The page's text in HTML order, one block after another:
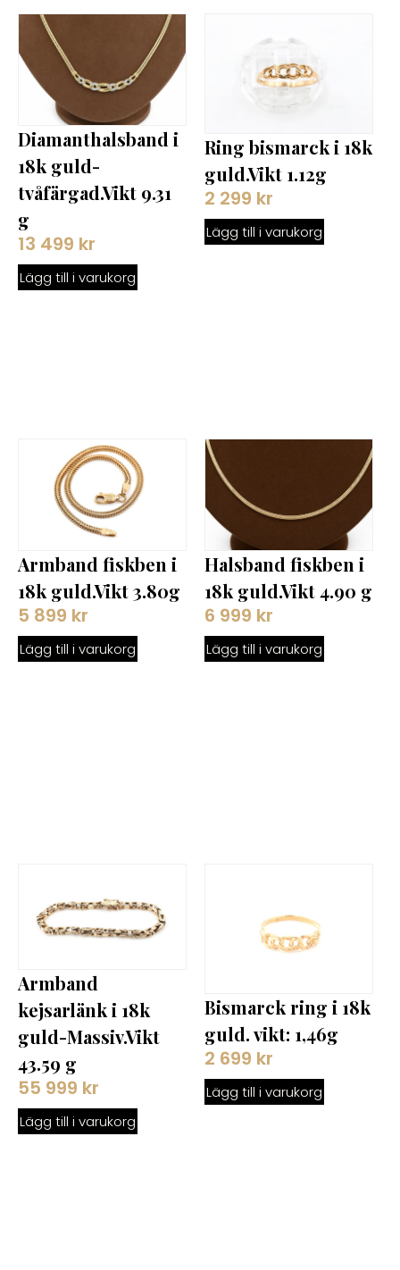
Diamanthalsband i
18k guld-
tvåfärgad.Vikt 9.31
g
13 499 kr
Lägg till i varukorg
Ring bismarck i 18k
guld.Vikt 1.12g
2 299 kr
Lägg till i varukorg
Armband fiskben i
18k guld.Vikt 3.80g
5 899 kr
Lägg till i varukorg
Halsband fiskben i
18k guld.Vikt 4.90 g
6 999 kr
Lägg till i varukorg
Armband
kejsarlänk i 18k
guld-Massiv.Vikt
43.59 g
55 999 kr
Lägg till i varukorg
Bismarck ring i 18k
guld. vikt: 1,46g
2 699 kr
Lägg till i varukorg